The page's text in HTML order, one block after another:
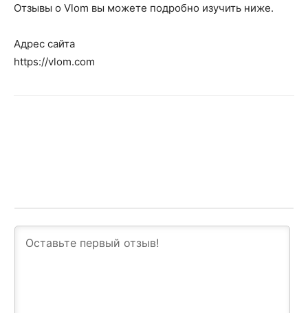
Отзывы о Vlom вы можете подробно изучить ниже.
Адрес сайта
https://vlom.com